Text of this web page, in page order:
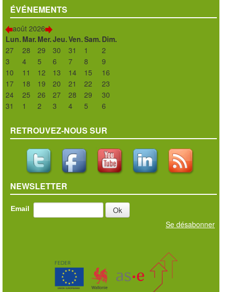
Liens
News
Evénements
Les billets d’humeur
ÉVÉNEMENTS
août 2026
Lun. Mar. Mer.Jeu.Ven.Sam. Dim.
27
28 29 30 31 1
2
3
4 5 6 7 8
9
10
11 12 13 14 15
16
17
18 19 20 21 22
23
24
25 26 27 28 29
30
31
1 2 3 4 5 6
RETROUVEZ-NOUS SUR
NEWSLETTER
Email
Se désabonner